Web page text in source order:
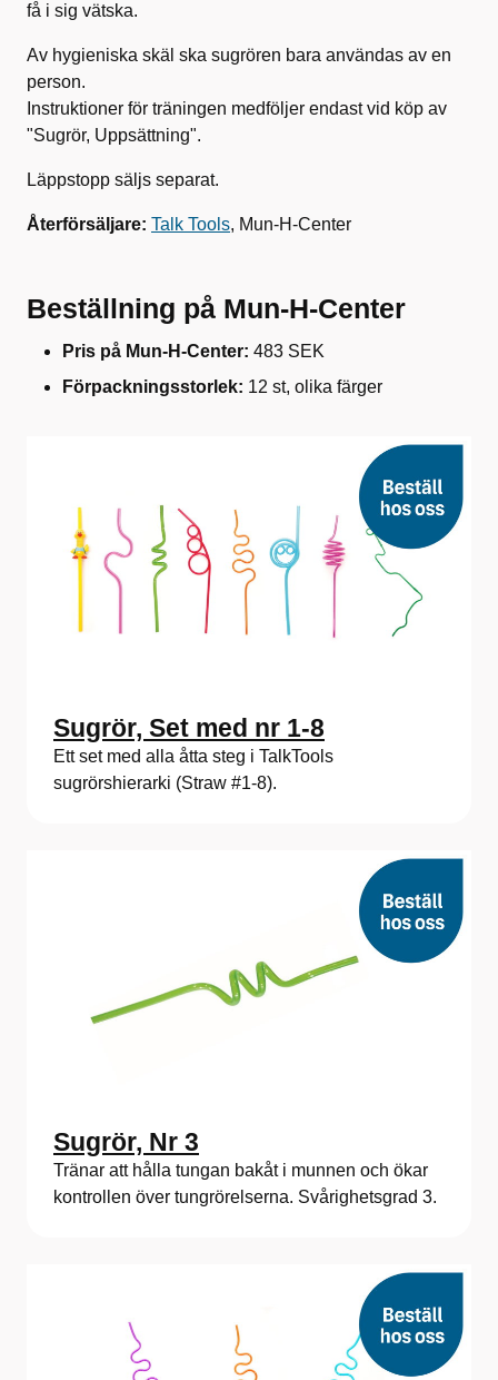
få i sig vätska.
Av hygieniska skäl ska sugrören bara användas av en
person.
Instruktioner för träningen medföljer endast vid köp av
"Sugrör, Uppsättning".
Läppstopp säljs separat.
Återförsäljare: Talk Tools, Mun-H-Center
Beställning på Mun-H-Center
Pris på Mun-H-Center: 483 SEK
Förpackningsstorlek: 12 st, olika färger
Sugrör, Set med nr 1-8
Ett set med alla åtta steg i TalkTools
sugrörshierarki (Straw #1-8).
Sugrör, Nr 3
Tränar att hålla tungan bakåt i munnen och ökar
kontrollen över tungrörelserna. Svårighetsgrad 3.